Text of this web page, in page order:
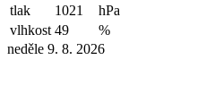
tlak
1021
hPa
vlhkost 49
%
neděle 9. 8. 2026